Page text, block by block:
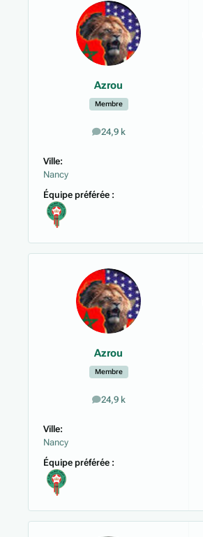
Azrou
Membre
24,9 k
messages
Ville:
Nancy
Équipe préférée :
Azrou
Membre
24,9 k
messages
Ville:
Nancy
Équipe préférée :